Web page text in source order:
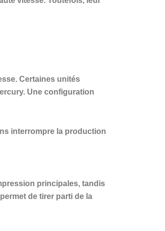
Certaines unités
Une configuration
interrompre la production
principales, tandis
de tirer parti de la